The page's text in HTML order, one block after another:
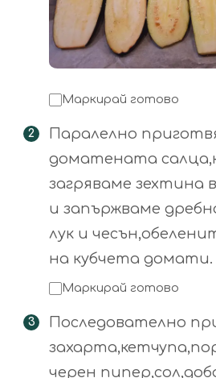
Маркирай готово
Паралелно
доматената
загряваме зехтина
и запържваме
лук и
на кубчета домати.
Маркирай готово
Последователно
черен